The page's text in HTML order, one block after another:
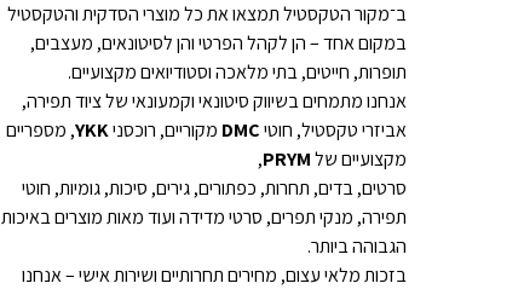
ב־מקור הטקסטיל תמצאו את כל מוצרי הסדקית והטקסטיל
במקום אחד – הן לקהל הפרטי והן לסיטונאים, מעצבים,
תופרות, חייטים, בתי מלאכה וסטודיואים מקצועיים.
אנחנו מתמחים בשיווק סיטונאי וקמעונאי של ציוד תפירה,
אביזרי טקסטיל, חוטיDMC מקוריים, רוכסניYKK, מספריים
מקצועיים שלPRYM
,
סרטים, בדים, תחרות, כפתורים, גירים, סיכות, גומיות, חוטי
תפירה, מנקי תפרים, סרטי מדידה ועוד מאות מוצרים באיכות
הגבוהה ביותר.
בזכות מלאי עצום, מחירים תחרותיים ושירות אישי – אנחנו